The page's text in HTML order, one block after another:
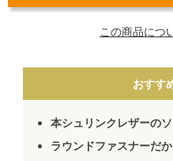
この商品につ
おすす
本シュリンクレザーの
ラウンドファスナーだ